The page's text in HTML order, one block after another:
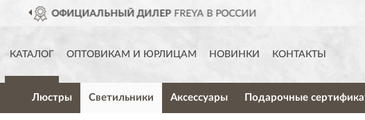
FREYA В РОССИИ ПО
КАТАЛОГ ОПТОВИКАМ И ЮРЛИЦАМ НОВИНКИ КОНТАКТЫ
Люстры Светильники Аксессуары Подарочные